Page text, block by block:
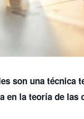
son una técnica
en la teoría de